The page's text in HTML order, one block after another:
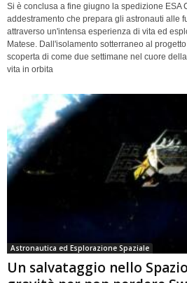
Si è conclusa a fine giugno la spedizione ESA
addestramento che prepara gli astronauti alle
attraverso un'intensa esperienza di vita ed
Matese. Dall'isolamento sotterraneo al
scoperta di come due settimane nel cuore
vita in orbita
Astronautica ed Esplorazione Spaziale
Un salvataggio nello